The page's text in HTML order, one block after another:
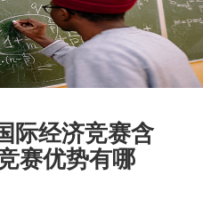
际经济竞赛含
赛优势有哪